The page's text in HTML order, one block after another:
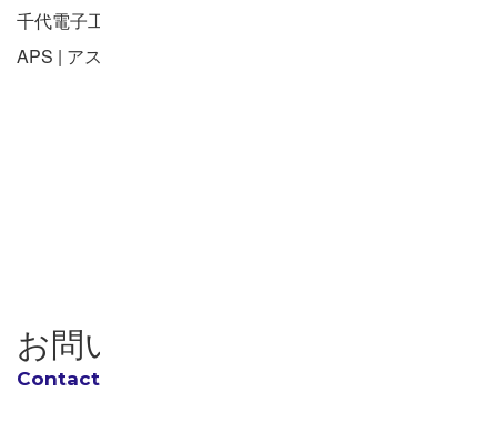
千代電子工業株式会社 様 – 生産スケジューラ Asprova
APS | アスプローバ株式会社
お問い合わせ